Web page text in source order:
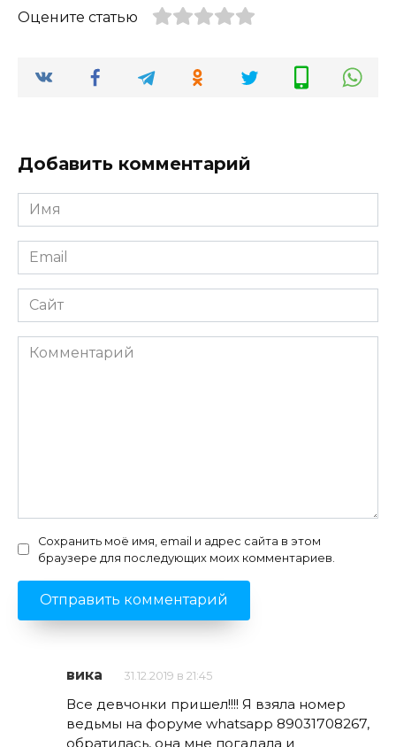
Оцените статью
Добавить комментарий
Имя
*
Email
*
Сайт
Комментарий
Сохранить моё имя, email и адрес сайта в этом
браузере для последующих моих комментариев.
вика 31.12.2019 в 21:45
Все девчонки пришел!!!! Я взяла номер
ведьмы на форуме whatsapp 89031708267,
обратилась, она мне погадала и